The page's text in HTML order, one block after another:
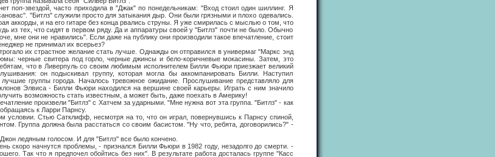
звездой, часто приходила в "Джак" по понедельникам: "Вход стоил один шиллинг. Я
"Битлз" служили просто для затыкания дыр. Они были грязными и плохо одевались.
аккорды, и на его гитаре без конца рвались струны. Я уже смирилась с мыслью о том, что
из тех, что сидят в первом ряду. Да и аппаратуры своей у "Битлз" почти не было. Обычно
мне они не нравились". Если даже на публику они производили такое впечатление, стоит
не принимал их всерьез?
их страстное желание стать лучше. Однажды он отправился в универмаг "Маркс энд
черные свитера под горло, черные джинсы и бело-коричневые мокасины. Затем, это
что в Ливерпуль со своим любимым исполнителем Билли Фьюри приезжает великий
он подыскивал группу, которая могла бы аккомпанировать Билли. Наступил
группы города. Началось тревожное ожидание. Прослушивание представляло для
Элвиса - Билли Фьюри находился на вершине своей карьеры. Играть с ним значило
возможность стать известным, а может быть, даже поехать в Америку!
произвели "Битлз" с Хатчем за ударными. "Мне нужна вот эта группа. "Битлз" - как
к Ларри Парнсу.
Стью Сатклифф, несмотря на то, что он играл, повернувшись к Парнсу спиной,
Группа должна была расстаться со своим басистом. "Ну что, ребята, договорились?" -
ледяным голосом. И для "Битлз" все было кончено.
начнутся проблемы, - признался Билли Фьюри в 1982 году, незадолго до смерти. -
Так что я предпочел обойтись без них". В результате работа досталась группе "Касс